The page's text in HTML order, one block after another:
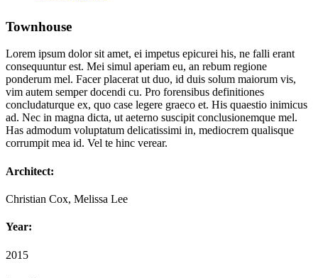
Townhouse
Lorem ipsum dolor sit amet, ei impetus epicurei his, ne falli erant
consequuntur est. Mei simul aperiam eu, an rebum regione
ponderum mel. Facer placerat ut duo, id duis solum maiorum vis,
vim autem semper docendi cu. Pro forensibus definitiones
concludaturque ex, quo case legere graeco et. His quaestio inimicus
ad. Nec in magna dicta, ut aeterno suscipit conclusionemque mel.
Has admodum voluptatum delicatissimi in, mediocrem qualisque
corrumpit mea id. Vel te hinc verear.
Architect:
Christian Cox, Melissa Lee
Year:
2015